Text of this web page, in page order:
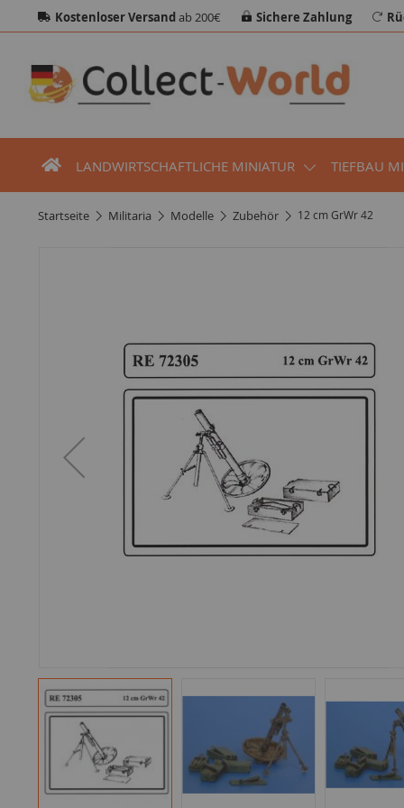
Kostenloser Versandab 200€ Sichere Zahlung
LANDWIRTSCHAFTLICHE MINIATUR TIEFBAU
startseite militaria modelle zubehör 12 cm GrWr 42